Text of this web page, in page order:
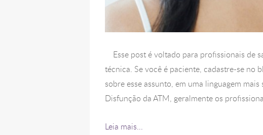
Esse post é voltado para profissionais de
técnica. Se você é paciente, cadastre-se no
sobre esse assunto, em uma linguagem
Disfunção da ATM, geralmente os
Leia mais...